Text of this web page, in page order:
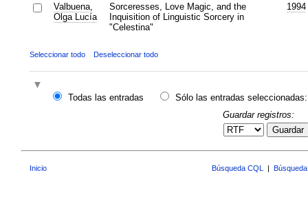
Valbuena,
Olga Lucía
Sorceresses, Love Magic, and the
Inquisition of Linguistic Sorcery in
"Celestina"
1994
Seleccionar todo Deseleccionar todo
Todas las entradas
Sólo las entradas seleccionadas:
Guardar registros:
Guardar
Inicio Búsqueda CQL